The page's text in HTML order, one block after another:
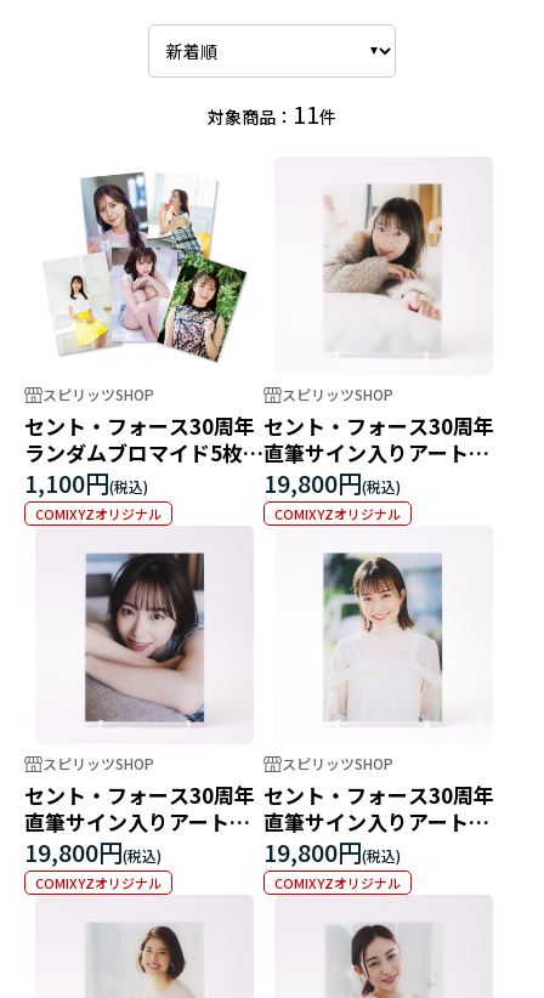
対象商品： 11件
スピリッツSHOP
セント・フォース30周年
ランダムブロマイド5枚セ
ット
1,100円
COMIXYZオリジナル
スピリッツSHOP
セント・フォース30周年
直筆サイン入りアートパ
ネル 阿部華也子
19,800円
COMIXYZオリジナル
スピリッツSHOP
セント・フォース30周年
直筆サイン入りアートパ
ネル 林佑香
19,800円
COMIXYZオリジナル
スピリッツSHOP
セント・フォース30周年
直筆サイン入りアートパ
ネル 中川絵美里
19,800円
COMIXYZオリジナル